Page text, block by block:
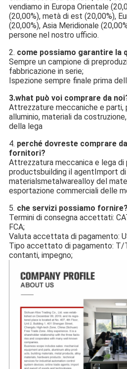
vendiamo in Europa Orientale
(20,00%), metà di est (20,00%),
(20,00%), Asia Meridionale
persone nel nostro ufficio.
2. come possiamo garantire la
Sempre un campione di
fabbricazione in serie;
Ispezione sempre finale prima
3.what può voi comprare da
Attrezzature meccaniche e parti,
alluminio, materiali da
della lega
4. perché dovreste comprare
fornitori?
Attrezzatura meccanica e lega di
productsbuilding il agentImport
materialsmetalwarealloy del
esportazione commerciali delle
5. che servizi possiamo fornire?
Termini di consegna accettati:
FCA;
Valuta accettata di pagamento:
Tipo accettato di pagamento: T/
contanti, impegno;